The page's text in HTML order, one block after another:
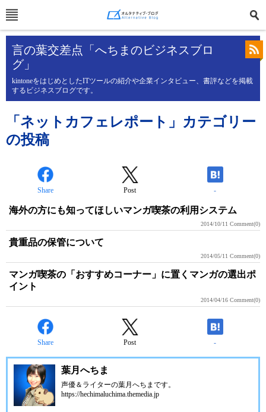
言の葉交差点「へちまのビジネスブロ
グ」
kintoneをはじめとしたITツールの紹介や企業インタビュー、書評などを掲載
するビジネスブログです。
「ネットカフェレポート」カテゴリー
の投稿
Share Post -
海外の方にも知ってほしいマンガ喫茶の利用システム
2014/10/11 Comment(0)
貴重品の保管について
2014/05/11 Comment(0)
マンガ喫茶の「おすすめコーナー」に置くマンガの選出ポ
イント
2014/04/16 Comment(0)
Share Post -
葉月へちま
声優＆ライターの葉月へちまです。
https://hechimaluchima.themedia.jp